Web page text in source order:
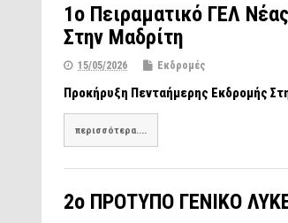
1ο Πειραματικό ΓΕΛ
Στην Μαδρίτη
15/05/2026 Εκδρομές
Προκήρυξη Πενταήμερης Εκδρομής
περισσότερα....
2ο ΠΡΟΤΥΠΟ ΓΕΝΙΚΟ